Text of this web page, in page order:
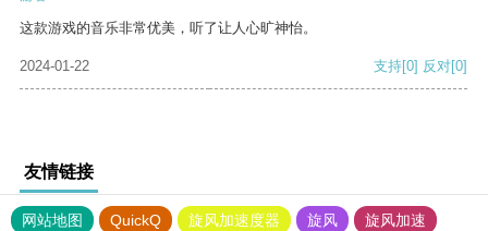
这款游戏的音乐非常优美，听了让人心旷神怡。
2024-01-22 支持[0] 反对[0]
友情链接
网站地图 QuickQ 旋风加速度器 旋风
旋风加速